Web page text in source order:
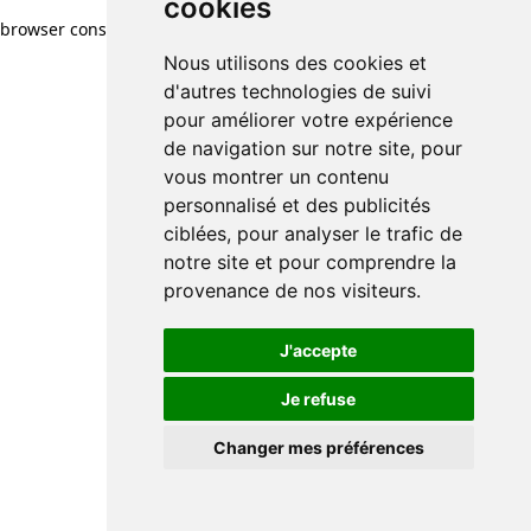
cookies
Nous utilisons des cookies et
d'autres technologies de suivi
pour améliorer votre expérience
de navigation sur notre site, pour
vous montrer un contenu
personnalisé et des publicités
ciblées, pour analyser le trafic de
notre site et pour comprendre la
provenance de nos visiteurs.
J'accepte
Je refuse
Changer mes préférences
browser console for more information)